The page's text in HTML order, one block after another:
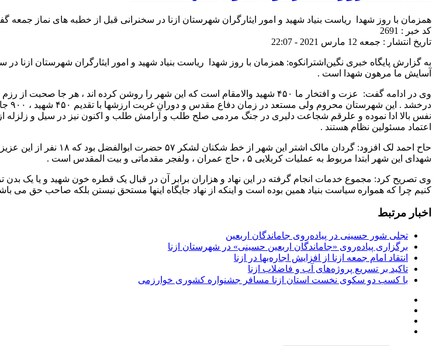
همزمان با روز شهدا ریاست بنیاد شهید و امور ایثارگران شهرستان ازنا در سخنرانی قبل از خطبه های نماز
کد خبر : 2691
تاریخ انتشار : جمعه 12 مارس 2021 - 22:07
به گزارش پایگاه خبری نگین‌اشترانکوه: همزمان با روز شهدا ریاست بنیاد شهید و امور ایثارگران شهرستان
آسایش ما مرهون شهدا است .
وی در ادامه گفت: عزت و افتخار ما ۴۵۰ شهید والامقام است که این شهر را روشن کرده
نفس بالا ادا نموده و علرقم شجاعت دلیری در جنگ مردمی صلح طلب و آرامش طلب و اکنون نیز در سیل و زلزله از
اعتماد مسئولین نظام هستند .
حاح احمد لک افزود: گردان
شهدای این شهر ابتدا مربوط به عملیات کربلایی ۵ ، حاج عمران ، ولفجر مقدماتی و بیت المقدس است .
وی تصریح کرد: مجموع خدمات انجام گرفته در این نهاد و هزاران برابر آن در قبال یک قطره خون شهید و یا یک
کنیم چرا که همواره سیاست بنیاد همین بوده است و اینکه از نهاد جایگاه اینها مستحق نیستن بلکه صاحب حق می
اخبار مرتبط
تجلی شور حسینی در پیاده‌روی جاماندگان اربعین
برگزاری پیاده‌روی «جاماندگان اربعین حسینی» در شهرستان ازنا
انتقاد امام جمعه ازنا از افزایش اجاره‌بها در ازنا
تاکید بر تسریع پروژه‌های آب و فاضلاب ازنا
با کسب دو سکوی نخست استان ازنا مسافر جشنواره کشوری خوارزمی